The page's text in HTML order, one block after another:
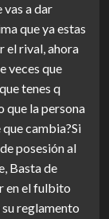
a dar
que ya estas
el rival, ahora
veces que
tenes q
que la persona
cambia?Si
posesión al
Basta de
en el fulbito
reglamento